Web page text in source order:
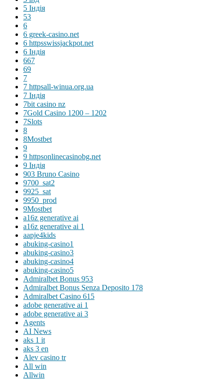
5 Індія
53
6
6 greek-casino.net
6 httpsswissjackpot.net
6 Індія
667
69
7
7 httpsall-winua.org.ua
7 Індія
7bit casino nz
7Gold Casino 1200 – 1202
7Slots
8
8Mostbet
9
9 httpsonlinecasinobg.net
9 Індія
903 Bruno Casino
9700_sat2
9925_sat
9950_prod
9Mostbet
a16z generative ai
a16z generative ai 1
aapje4kids
abuking-casino1
abuking-casino3
abuking-casino4
abuking-casino5
Admiralbet Bonus 953
Admiralbet Bonus Senza Deposito 178
Admiralbet Casino 615
adobe generative ai 1
adobe generative ai 3
Agents
AI News
aks 1 it
aks 3 en
Alev casino tr
All win
Allwin